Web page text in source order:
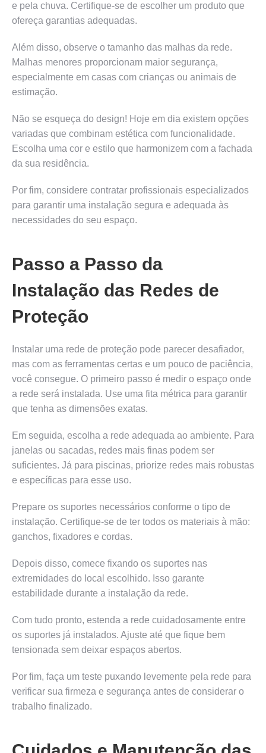
e pela chuva. Certifique-se de escolher um produto que
ofereça garantias adequadas.
Além disso, observe o tamanho das malhas da rede.
Malhas menores proporcionam maior segurança,
especialmente em casas com crianças ou animais de
estimação.
Não se esqueça do design! Hoje em dia existem opções
variadas que combinam estética com funcionalidade.
Escolha uma cor e estilo que harmonizem com a fachada
da sua residência.
Por fim, considere contratar profissionais especializados
para garantir uma instalação segura e adequada às
necessidades do seu espaço.
Passo a Passo da
Instalação das Redes de
Proteção
Instalar uma rede de proteção pode parecer desafiador,
mas com as ferramentas certas e um pouco de paciência,
você consegue. O primeiro passo é medir o espaço onde
a rede será instalada. Use uma fita métrica para garantir
que tenha as dimensões exatas.
Em seguida, escolha a rede adequada ao ambiente. Para
janelas ou sacadas, redes mais finas podem ser
suficientes. Já para piscinas, priorize redes mais robustas
e específicas para esse uso.
Prepare os suportes necessários conforme o tipo de
instalação. Certifique-se de ter todos os materiais à mão:
ganchos, fixadores e cordas.
Depois disso, comece fixando os suportes nas
extremidades do local escolhido. Isso garante
estabilidade durante a instalação da rede.
Com tudo pronto, estenda a rede cuidadosamente entre
os suportes já instalados. Ajuste até que fique bem
tensionada sem deixar espaços abertos.
Por fim, faça um teste puxando levemente pela rede para
verificar sua firmeza e segurança antes de considerar o
trabalho finalizado.